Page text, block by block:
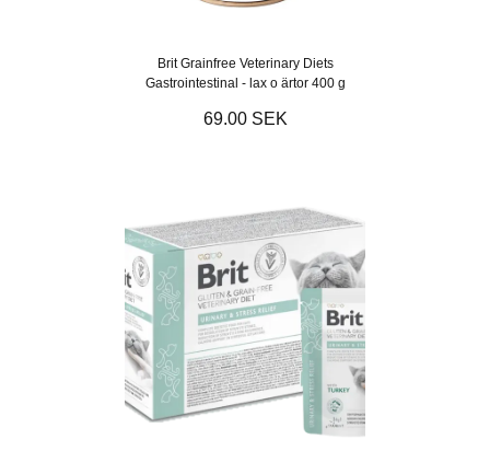
Brit Grainfree Veterinary Diets
Gastrointestinal - lax o ärtor 400 g
69.00 SEK